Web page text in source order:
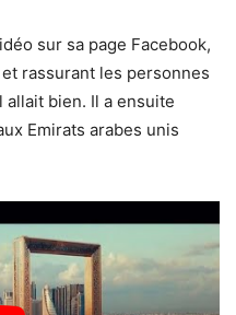
sur sa page Facebook,
rassurant les personnes
allait bien. Il a ensuite
Emirats arabes unis